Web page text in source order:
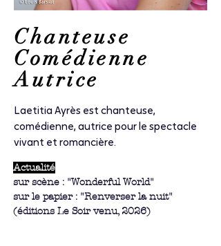
Chanteuse
Comédienne
Autrice
Laetitia Ayrès est chanteuse,
comédienne, autrice pour le spectacle
vivant et romancière.
Actualité
sur scène : "Wonderful World"
sur le papier : "Renverser la nuit"
(éditions Le Soir venu, 2026)